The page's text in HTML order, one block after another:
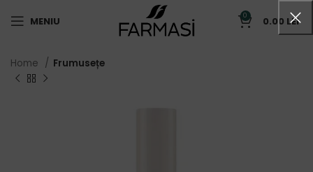
MENIU 0 0.00 LEI
Home Frumusețe